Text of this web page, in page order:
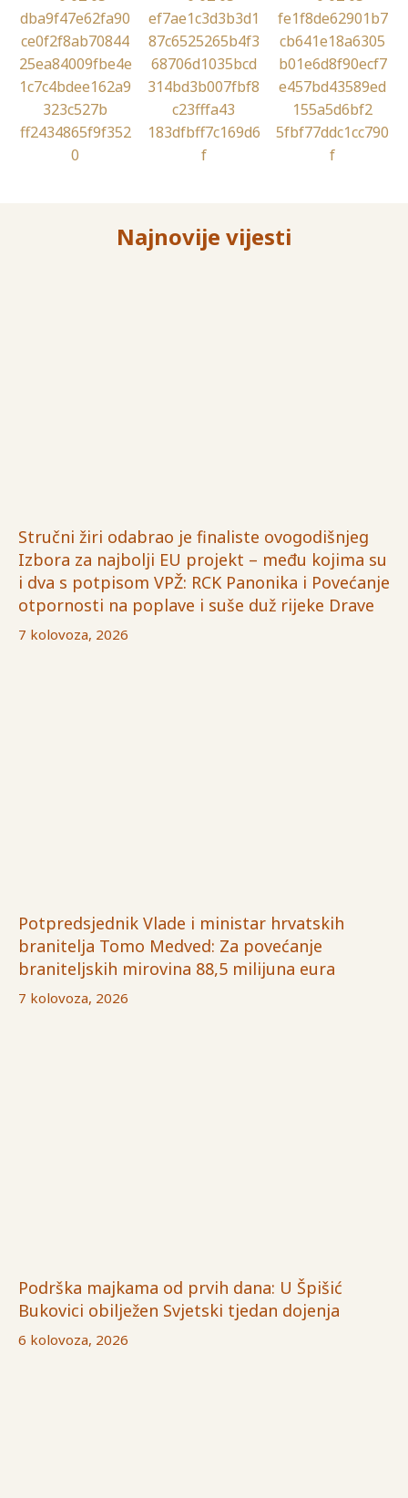
Najnovije vijesti
Stručni žiri odabrao je finaliste ovogodišnjeg
Izbora za najbolji EU projekt – među kojima su
i dva s potpisom VPŽ: RCK Panonika i Povećanje
otpornosti na poplave i suše duž rijeke Drave
7 kolovoza, 2026
Potpredsjednik Vlade i ministar hrvatskih
branitelja Tomo Medved: Za povećanje
braniteljskih mirovina 88,5 milijuna eura
7 kolovoza, 2026
Podrška majkama od prvih dana: U Špišić
Bukovici obilježen Svjetski tjedan dojenja
6 kolovoza, 2026